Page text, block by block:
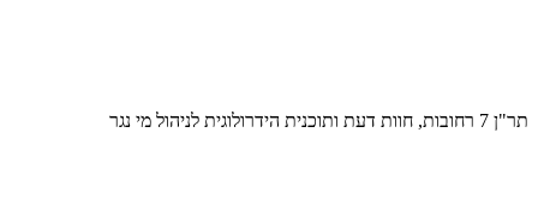
תר"ן 7 רחובות, חוות דעת ותוכנית הידרולוגית לניהול מי נגר